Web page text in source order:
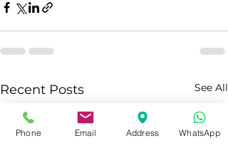
Recent Posts See All
Phone Email Address WhatsApp